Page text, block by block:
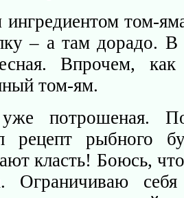
том-
– а там дорадо. В
Впрочем,
том-ям.
потрошеная.
рецепт рыбного
класть! Боюсь,
Ограничиваю